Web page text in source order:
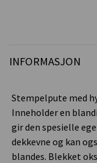
INFORMASJON
Stempelpute med
Inneholder en
gir den spesielle
dekkevne og kan
blandes. Blekket